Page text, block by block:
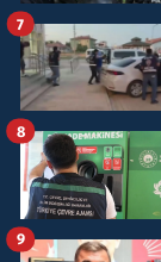
7
8
9